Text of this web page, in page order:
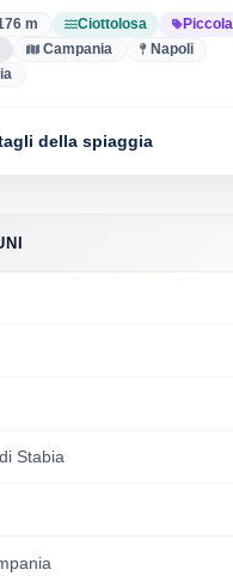
Stabia
m Ciottolosa
Piccola
Campania
Napoli
della spiaggia